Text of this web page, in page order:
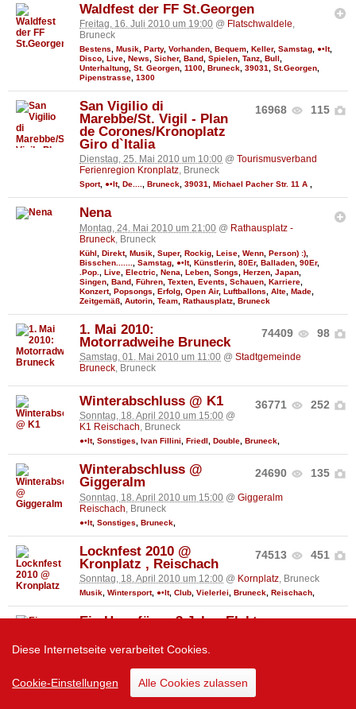
Diese Internetseite verarbeitet Cookies.
Cookie-Einstellungen Alle Cookies zulassen
Waldfest der FF St.Georgen
Freitag, 16. Juli 2010 um 19:00 @ Flatschwaldele,
Bruneck
Bestens Musik Party, Vorhanden Bequem Keller, Samstag ●•It,
Disco Live News Sicher, Band Spielen Tanz Bull
Unterhaltung St. Georgen 1100 Bruneck 39031 St.Georgen
Pipenstrasse 1300
16968 115
San Vigilio di
Marebbe/St. Vigil - Plan
de Corones/Kronoplatz
Giro d`Italia
Dienstag, 25. Mai 2010 um 10:00 @ Tourismusverband
Ferienregion Kronplatz, Bruneck
Sport, ●•It, De...., Bruneck, 39031, Michael Pacher Str. 11 A ,
Nena
Montag, 24. Mai 2010 um 21:00 @ Rathausplatz -
Bruneck , Bruneck
Kühl Direkt, Musik Super, Rockig Leise Wenn Person) :)
Bisschen.......
Samstag ●•It, Künstlerin 80Er, Balladen 90Er,
.Pop.
Live Electric Nena Leben Songs Herzen Japan
Singen Band Führen Texten Events Schauen Karriere
Konzert, Popsongs Erfolg Open Air, Luftballons Alte Made
Zeitgemäß Autorin Team Rathausplatz Bruneck
74409 98
1. Mai 2010:
Motorradweihe Bruneck
Samstag, 01. Mai 2010 um 11:00 @ Stadtgemeinde
Bruneck, Bruneck
36771 252
Winterabschluss @ K1
Sonntag, 18. April 2010 um 15:00 @
K1 Reischach, Bruneck
●•It, Sonstiges, Ivan Fillini, Friedl, Double, Bruneck,
24690 135
Winterabschluss @
Giggeralm
Sonntag, 18. April 2010 um 15:00 @ Giggeralm
Reischach , Bruneck
●•It, Sonstiges Bruneck
74513 451
Locknfest 2010 @
Kronplatz , Reischach
Sonntag, 18. April 2010 um 12:00 @ Kornplatz, Bruneck
Musik Wintersport, ●•It, Club Vielerlei Bruneck Reischach
Ein Herz für ... 3 Jahre Elektroraum
Club, München
Samstag,House,Minimal Techno,
House,Lounge ,Elektronische Musik,Club,
Hören,Deep
Party´s,David,Peter,Jungs,Amsterdam.